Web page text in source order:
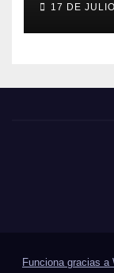
17 DE
Funciona gracias a